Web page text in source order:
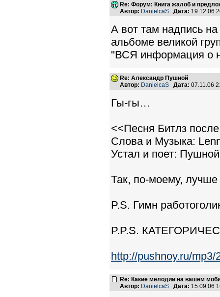
Re: Форум: Книга жалоб и
Автор: DanielcaS Дата: 19.12.06
А вот там надпись
альбоме великой
"ВСЯ информация о
Re: Александр Пушной
Автор: DanielcaS Дата: 07.11.06
Гы-гы…
<<Песня Битлз
Слова и Музыка:
Устал и поет:
Так, по-моему,
P.S. Гимн
P.P.S.
http://pushnoy.ru/
Re: Какие мелодии на вашем
Автор: DanielcaS Дата: 15.09.06